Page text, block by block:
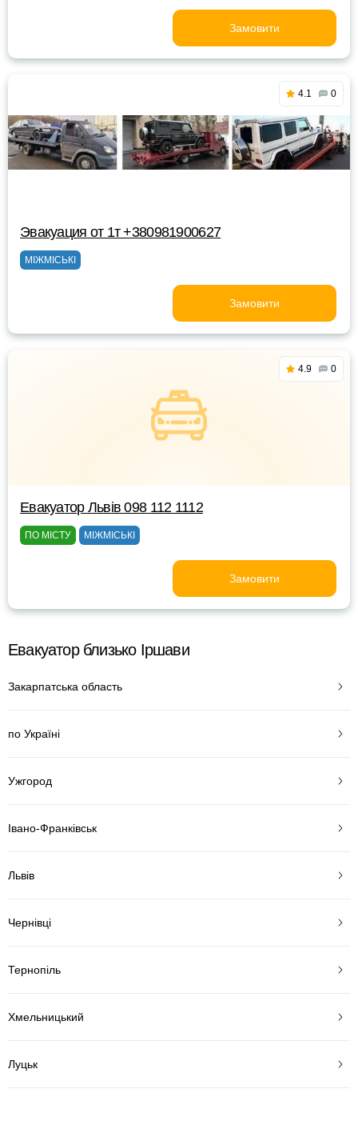
Замовити
4.1 0
Эвакуация от 1т +380981900627
МІЖМІСЬКІ
Замовити
4.9 0
Евакуатор Львів 098 112 1112
ПО МІСТУ МІЖМІСЬКІ
Замовити
Евакуатор близько Іршави
Закарпатська область
по Україні
Ужгород
Івано-Франківськ
Львів
Чернівці
Тернопіль
Хмельницький
Луцьк